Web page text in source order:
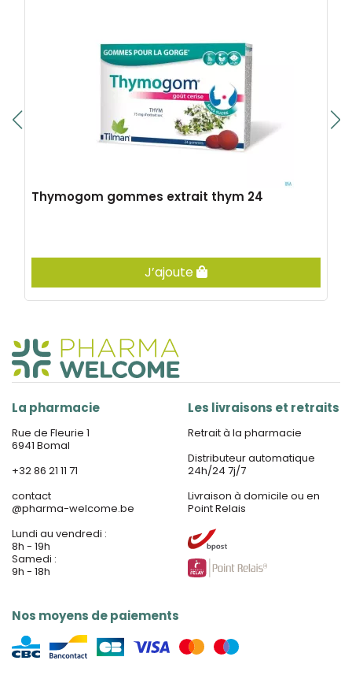
Thymogom gommes extrait thym 24
J’ajoute
La pharmacie
Rue de Fleurie 1
6941 Bomal
+32 86 21 11 71
contact
@pharma-welcome.be
Lundi au vendredi :
8h - 19h
Samedi :
9h - 18h
Nos moyens de paiements
Les livraisons et retraits
Retrait à la pharmacie
Distributeur automatique
24h/24 7j/7
Livraison à domicile ou en
Point Relais